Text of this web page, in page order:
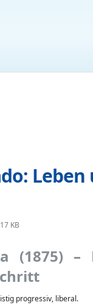
Leben
KB
(1875) –
progressiv, liberal.